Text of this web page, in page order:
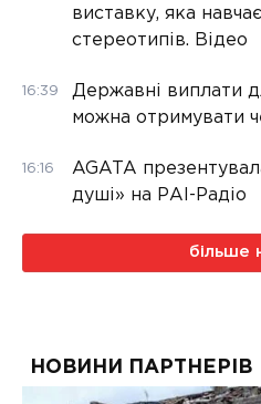
виставку, яка
стереотипів. Відео
16:39
Державні виплати
можна отримувати
16:16
AGATA
душі» на РАІ-Радіо
більше